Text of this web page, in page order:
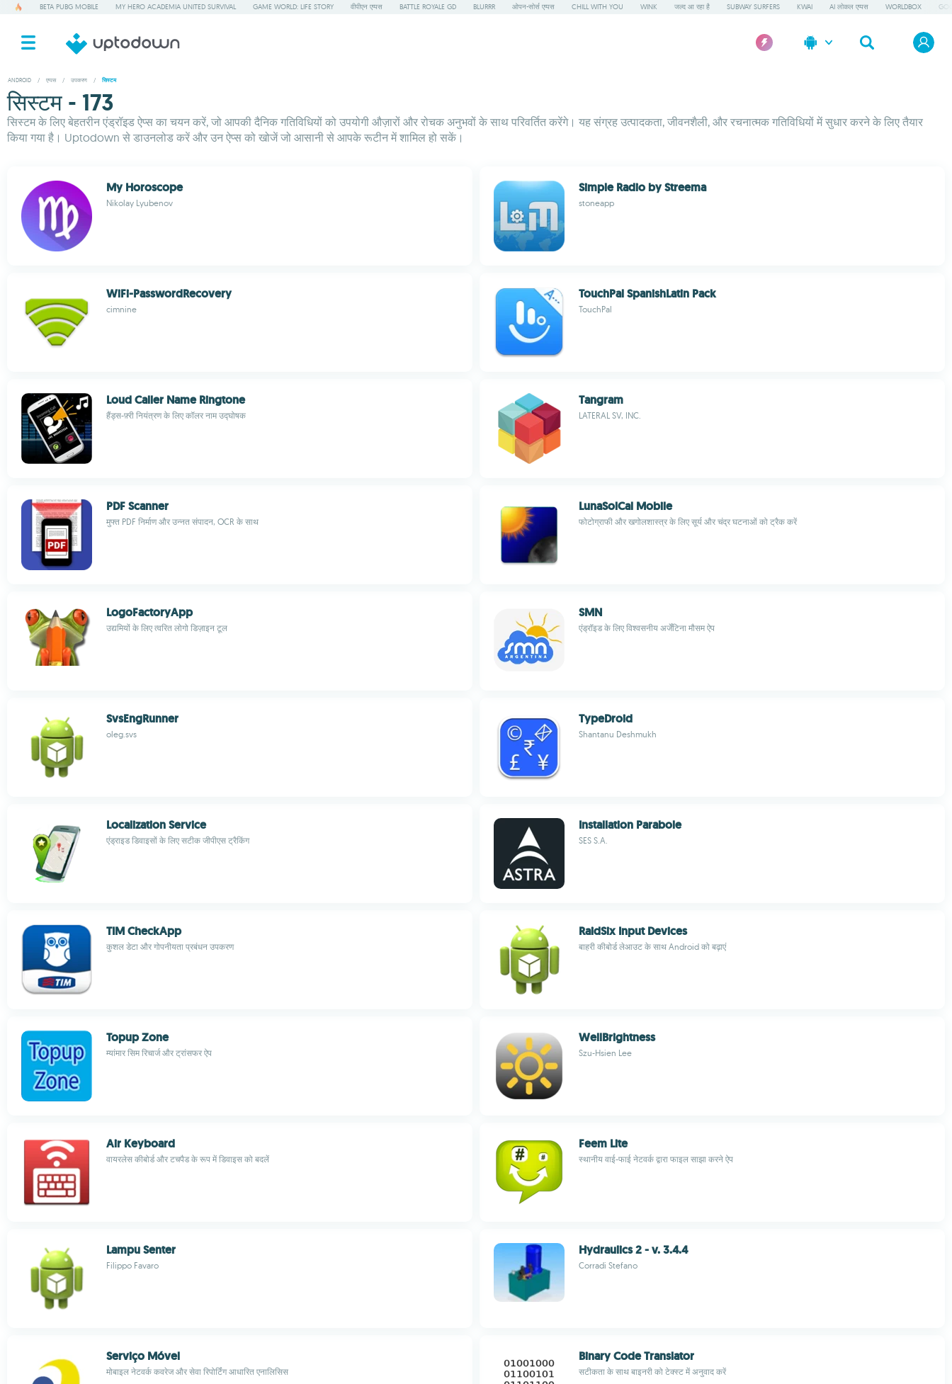
BETA PUBG MOBILE MY HERO ACADEMIA UNITED SURVIVAL GAME WORLD: LIFE STORY वीपीएन एप्पस BATTLE ROYALE GD BLURRR ओपन-सोर्स एप्पस CHILL WITH YOU WINK जल्द आ रहा है SUBWAY SURFERS KWAI AI लोकल एप्पस WORLDBOX
ANDROID / एप्पस / उपकरण / सिस्टम
सिस्टम - 173
सिस्टम के लिए बेहतरीन एंड्रॉइड ऐप्स का चयन करें, जो आपकी दैनिक गतिविधियों को उपयोगी औज़ारों और रोचक अनुभवों के साथ परिवर्तित करेंगे। यह संग्रह उत्पादकता, जीवनशैली, और रचनात्मक गतिविधियों में सुधार करने के लिए तैयार
किया गया है। Uptodown से डाउनलोड करें और उन ऐप्स को खोजें जो आसानी से आपके रूटीन में शामिल हो सकें।
My Horoscope
Nikolay Lyubenov
Simple Radio by Streema
stoneapp
WiFi-PasswordRecovery
cimnine
TouchPal SpanishLatin Pack
TouchPal
Loud Caller Name Ringtone
हैंड्स-फ़्री नियंत्रण के लिए कॉलर नाम उद्घोषक
Tangram
LATERAL SV, INC.
PDF Scanner
मुफ्त PDF निर्माण और उन्नत संपादन, OCR के साथ
LunaSolCal Mobile
फोटोग्राफी और खगोलशास्त्र के लिए सूर्य और चंद्र घटनाओं को ट्रैक करें
LogoFactoryApp
उद्यमियों के लिए त्वरित लोगो डिज़ाइन टूल
SMN
एंड्रॉइड के लिए विश्वसनीय अर्जेंटिना मौसम ऐप
SvsEngRunner
oleg.svs
TypeDroid
Shantanu Deshmukh
Localization Service
एंड्राइड डिवाइसों के लिए सटीक जीपीएस ट्रैकिंग
Installation Parabole
SES S.A.
TIM CheckApp
कुशल डेटा और गोपनीयता प्रबंधन उपकरण
RaidSix Input Devices
बाहरी कीबोर्ड लेआउट के साथ Android को बढ़ाएं
Topup Zone
म्यांमार सिम रिचार्ज और ट्रांसफर ऐप
WellBrightness
Szu-Hsien Lee
Air Keyboard
वायरलेस कीबोर्ड और टचपैड के रूप में डिवाइस को बदलें
Feem Lite
स्थानीय वाई-फाई नेटवर्क द्वारा फाइल साझा करने ऐप
Lampu Senter
Filippo Favaro
Hydraulics 2 - v. 3.4.4
Corradi Stefano
Serviço Móvel
मोबाइल नेटवर्क कवरेज और सेवा रिपोर्टिंग आधारित एनालिसिस
Binary Code Translator
सटीकता के साथ बाइनरी को टेक्स्ट में अनुवाद करें